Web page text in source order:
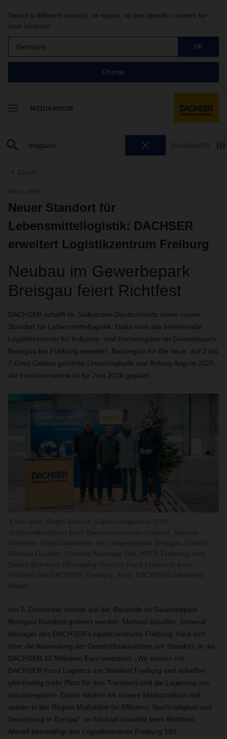
Select a different country, or region, to see specific content for
your location!
Germany OK
Change
MEDIAROOM
Merkliste(0)
Zurück
08.12.2025
Neuer Standort für
Lebensmittellogistik: DACHSER
erweitert Logistikzentrum Freiburg
Neubau im Gewerbepark
Breisgau feiert Richtfest
DACHSER schafft im Südwesten Deutschlands einen neuen
Standort für Lebensmittellogistik. Dafür wird das bestehende
Logistikzentrum für Industrie- und Konsumgüter im Gewerbepark
Breisgau bei Freiburg erweitert. Baubeginn für die neue, auf 2 bis
7 Grad Celsius gekühlte Umschlaghalle war Anfang August 2025,
die Inbetriebnahme ist für Juni 2026 geplant.
Am 5. Dezember konnte auf der Baustelle im Gewerbepark
Breisgau Richtfest gefeiert werden. Michael Gaudlitz, General
Manager des DACHSER Logistikzentrums Freiburg, freut sich
über die Ausweitung der Geschäftsaktivitäten am Standort, in die
DACHSER 12 Millionen Euro investiert. „Wir starten mit
DACHSER Food Logistics am Standort Freiburg und schaffen
gleichzeitig mehr Platz für den Transport und die Lagerung von
Industriegütern. Damit stärken wir unsere Marktposition und
setzen in der Region Maßstäbe für Effizienz, Nachhaltigkeit und
Vernetzung in Europa“, so Michael Gaudlitz beim Richtfest.
Aktuell beschäftigt das Logistikzentrum Freiburg 190